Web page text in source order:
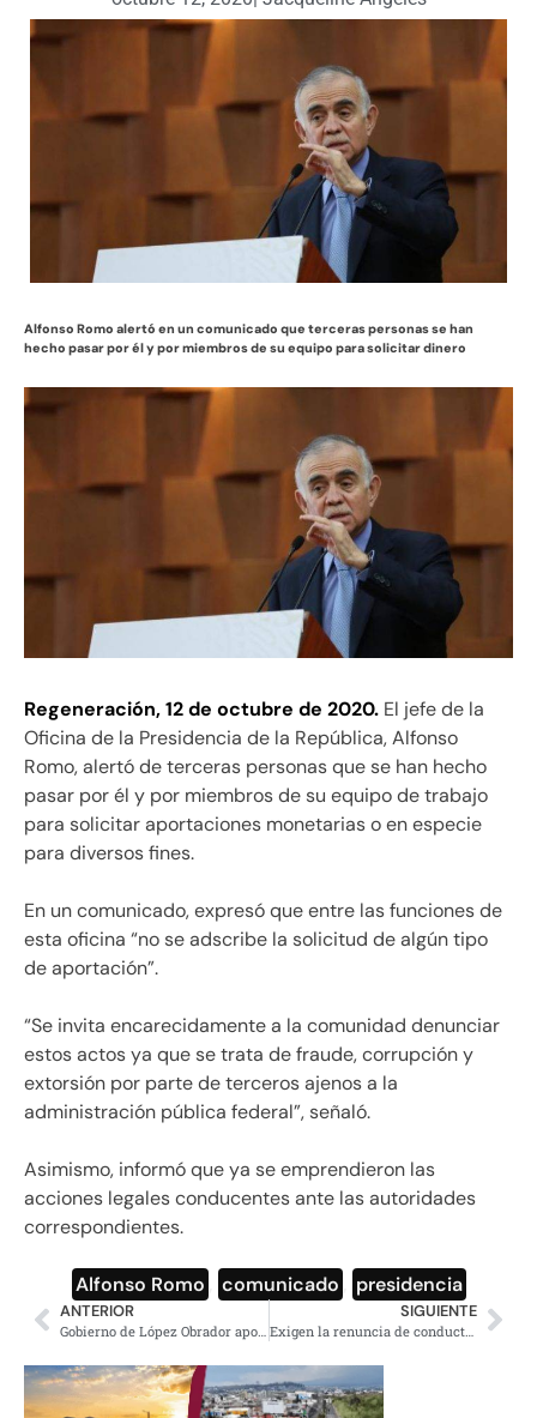
Alfonso Romo alertó en un comunicado que terceras personas se han
hecho pasar por él y por miembros de su equipo para solicitar dinero
Regeneración, 12 de octubre de 2020. El jefe de la
Oficina de la Presidencia de la República, Alfonso
Romo, alertó de terceras personas que se han hecho
pasar por él y por miembros de su equipo de trabajo
para solicitar aportaciones monetarias o en especie
para diversos fines.
En un comunicado, expresó que entre las funciones de
esta oficina “no se adscribe la solicitud de algún tipo
de aportación”.
“Se invita encarecidamente a la comunidad denunciar
estos actos ya que se trata de fraude, corrupción y
extorsión por parte de terceros ajenos a la
administración pública federal”, señaló.
Asimismo, informó que ya se emprendieron las
acciones legales conducentes ante las autoridades
correspondientes.
Alfonso Romo comunicado presidencia
ANTERIOR SIGUIENTE
Exigen la renuncia de conductora de televisión de Campeche que amenazó de muerte a AMLO